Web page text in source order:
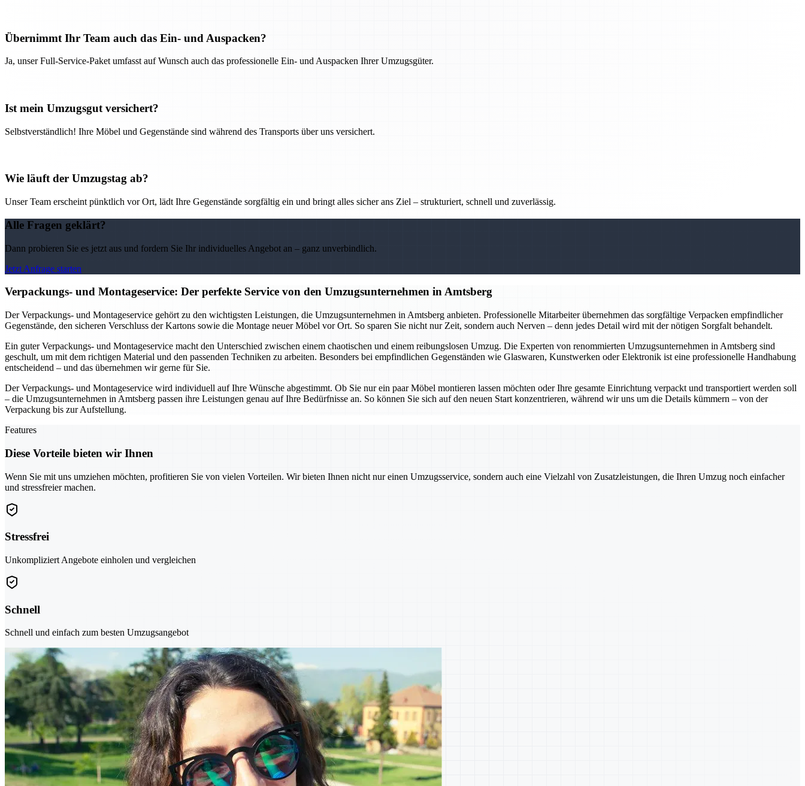
Übernimmt Ihr Team auch das Ein- und Auspacken?
Ja, unser Full-Service-Paket umfasst auf Wunsch auch das professionelle Ein- und Auspacken Ihrer Umzugsgüter.
Ist mein Umzugsgut versichert?
Selbstverständlich! Ihre Möbel und Gegenstände sind während des Transports über uns versichert.
Wie läuft der Umzugstag ab?
Unser Team erscheint pünktlich vor Ort, lädt Ihre Gegenstände sorgfältig ein und bringt alles sicher ans Ziel – strukturiert, schnell und zuverlässig.
Alle Fragen geklärt?
Dann probieren Sie es jetzt aus und fordern Sie Ihr individuelles Angebot an – ganz unverbindlich.
Jetzt Anfrage starten
Verpackungs- und Montageservice: Der perfekte Service von den Umzugsunternehmen in Amtsberg
Der Verpackungs- und Montageservice gehört zu den wichtigsten Leistungen, die Umzugsunternehmen in Amtsberg anbieten. Professionelle Mitarbeiter übernehmen das sorgfältige Verpacken empfindlicher
Gegenstände, den sicheren Verschluss der Kartons sowie die Montage neuer Möbel vor Ort. So sparen Sie nicht nur Zeit, sondern auch Nerven – denn jedes Detail wird mit der nötigen Sorgfalt behandelt.
Ein guter Verpackungs- und Montageservice macht den Unterschied zwischen einem chaotischen und einem reibungslosen Umzug. Die Experten von renommierten Umzugsunternehmen in Amtsberg sind
geschult, um mit dem richtigen Material und den passenden Techniken zu arbeiten. Besonders bei empfindlichen Gegenständen wie Glaswaren, Kunstwerken oder Elektronik ist eine professionelle Handhabung
entscheidend – und das übernehmen wir gerne für Sie.
Der Verpackungs- und Montageservice wird individuell auf Ihre Wünsche abgestimmt. Ob Sie nur ein paar Möbel montieren lassen möchten oder Ihre gesamte Einrichtung verpackt und transportiert werden soll
– die Umzugsunternehmen in Amtsberg passen ihre Leistungen genau auf Ihre Bedürfnisse an. So können Sie sich auf den neuen Start konzentrieren, während wir uns um die Details kümmern – von der
Verpackung bis zur Aufstellung.
Features
Diese Vorteile bieten wir Ihnen
Wenn Sie mit uns umziehen möchten, profitieren Sie von vielen Vorteilen. Wir bieten Ihnen nicht nur einen Umzugsservice, sondern auch eine Vielzahl von Zusatzleistungen, die Ihren Umzug noch einfacher
und stressfreier machen.
Stressfrei
Unkompliziert Angebote einholen und vergleichen
Schnell
Schnell und einfach zum besten Umzugsangebot